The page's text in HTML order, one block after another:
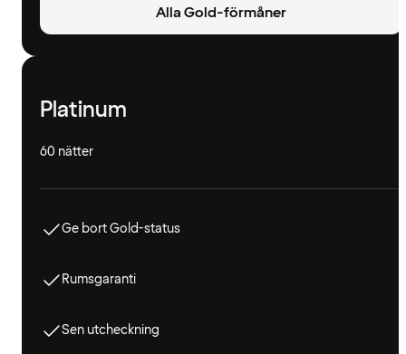
Alla Gold-förmåner
Platinum
60 nätter
Ge bort Gold-status
Rumsgaranti
Sen utcheckning